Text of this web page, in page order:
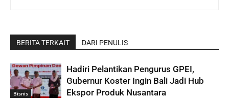
BERITA TERKAIT DARI PENULIS
Bisnis
Hadiri Pelantikan Pengurus GPEI,
Gubernur Koster Ingin Bali Jadi Hub
Ekspor Produk Nusantara